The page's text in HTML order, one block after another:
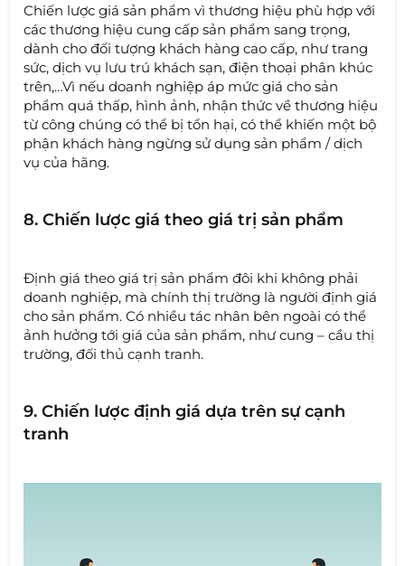
Chiến lược giá sản phẩm vì thương hiệu phù hợp với
các thương hiệu cung cấp sản phẩm sang trọng,
dành cho đối tượng khách hàng cao cấp, như trang
sức, dịch vụ lưu trú khách sạn, điện thoại phân khúc
trên,…Vì nếu doanh nghiệp áp mức giá cho sản
phẩm quá thấp, hình ảnh, nhận thức về thương hiệu
từ công chúng có thể bị tổn hại, có thể khiến một bộ
phận khách hàng ngừng sử dụng sản phẩm / dịch
vụ của hãng.
8. Chiến lược giá theo giá trị sản phẩm
Định giá theo giá trị sản phẩm đôi khi không phải
doanh nghiệp, mà chính thị trường là người định giá
cho sản phẩm. Có nhiều tác nhân bên ngoài có thể
ảnh hưởng tới giá của sản phẩm, như cung – cầu thị
trường, đối thủ cạnh tranh.
9. Chiến lược định giá dựa trên sự cạnh
tranh